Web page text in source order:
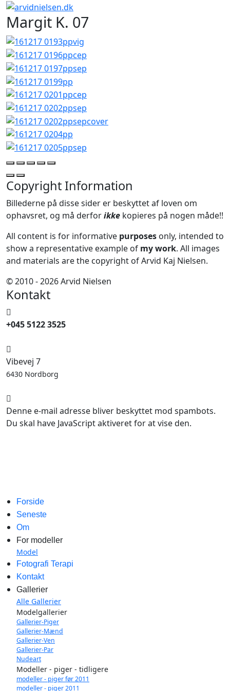
Margit K. 07
Copyright Information
Billederne på disse sider er beskyttet af loven om
ophavsret, og må derforikke kopieres på nogen måde!!
All content is for informative purposes only, intended to
show a representative example of my work. All images
and materials are the copyright of Arvid Kaj Nielsen.
© 2010 - 2026 Arvid Nielsen
Kontakt
+045 5122 3525
Vibevej 7
6430 Nordborg
Denne e-mail adresse bliver beskyttet mod spambots.
Du skal have JavaScript aktiveret for at vise den.
Forside
Seneste
Om
For modeller
Model
Fotografi Terapi
Kontakt
Gallerier
Alle Gallerier
Modelgallerier
Gallerier-Piger
Gallerier-Mænd
Gallerier-Ven
Gallerier-Par
Nudeart
Modeller - piger - tidligere
modeller - piger før 2011
modeller - piger 2011